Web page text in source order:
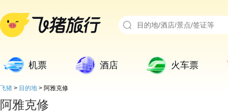
机票 酒店 火车票
飞猪 > 目的地 > 阿雅克修
阿雅克修